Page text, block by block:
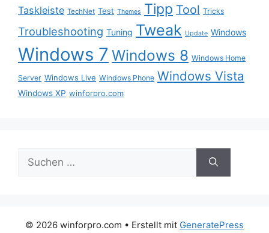
Taskleiste TechNet Test Themes Tipp Tool Tricks
Troubleshooting Tuning Tweak Update Windows
Windows 7 Windows 8 Windows Home
Server Windows Live Windows Phone Windows Vista
Windows XP winforpro.com
Suche
nach:
© 2026 winforpro.com • Erstellt mit GeneratePress